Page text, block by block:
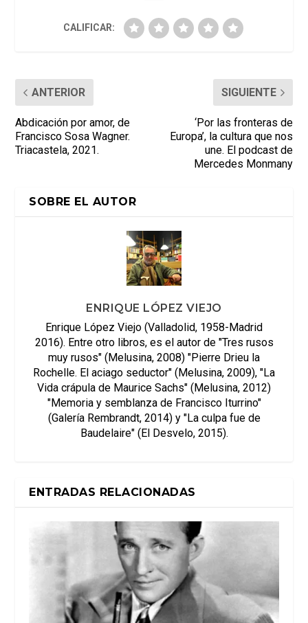
CALIFICAR:
ANTERIOR
Abdicación por amor, de
Francisco Sosa Wagner.
Triacastela, 2021.
SIGUIENTE
‘Por las fronteras de
Europa’, la cultura que nos
une. El podcast de
Mercedes Monmany
SOBRE EL AUTOR
ENRIQUE LÓPEZ VIEJO
Enrique López Viejo (Valladolid, 1958-Madrid
2016). Entre otro libros, es el autor de "Tres rusos
muy rusos" (Melusina, 2008) "Pierre Drieu la
Rochelle. El aciago seductor" (Melusina, 2009), "La
Vida crápula de Maurice Sachs" (Melusina, 2012)
"Memoria y semblanza de Francisco Iturrino"
(Galería Rembrandt, 2014) y "La culpa fue de
Baudelaire" (El Desvelo, 2015).
ENTRADAS RELACIONADAS